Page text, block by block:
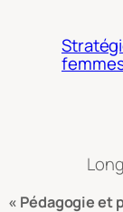
« Pédagogie et